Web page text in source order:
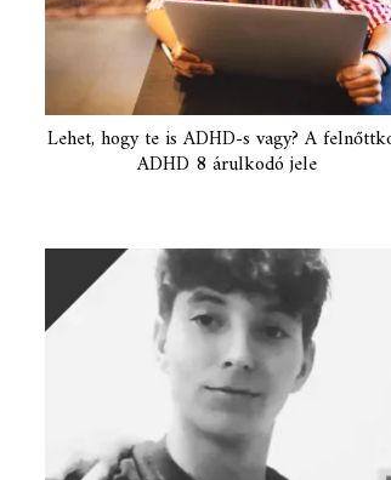
Lehet, hogy te is ADHD-s vagy? A
ADHD 8 árulkodó jele